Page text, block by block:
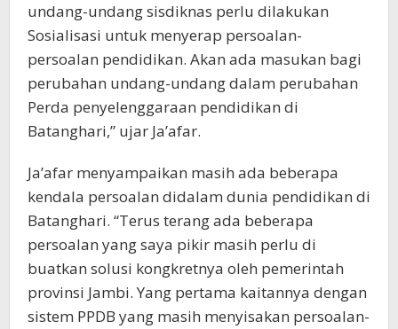
undang-undang sisdiknas perlu dilakukan
Sosialisasi untuk menyerap persoalan-
persoalan pendidikan. Akan ada masukan bagi
perubahan undang-undang dalam perubahan
Perda penyelenggaraan pendidikan di
Batanghari,” ujar Ja’afar.
Ja’afar menyampaikan masih ada beberapa
kendala persoalan didalam dunia pendidikan di
Batanghari. “Terus terang ada beberapa
persoalan yang saya pikir masih perlu di
buatkan solusi kongkretnya oleh pemerintah
provinsi Jambi. Yang pertama kaitannya dengan
sistem PPDB yang masih menyisakan persoalan-